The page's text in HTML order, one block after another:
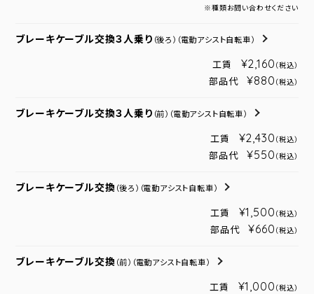
※種類お問い合わせください
ブレーキケーブル交換３人乗り （後ろ） （電動アシスト自転車）
工賃 ¥2,160 （税込）
部品代 ¥880 （税込）
ブレーキケーブル交換３人乗り （前） （電動アシスト自転車）
工賃 ¥2,430 （税込）
部品代 ¥550 （税込）
ブレーキケーブル交換 （後ろ） （電動アシスト自転車）
工賃 ¥1,500 （税込）
部品代 ¥660 （税込）
ブレーキケーブル交換 （前） （電動アシスト自転車）
工賃 ¥1,000 （税込）